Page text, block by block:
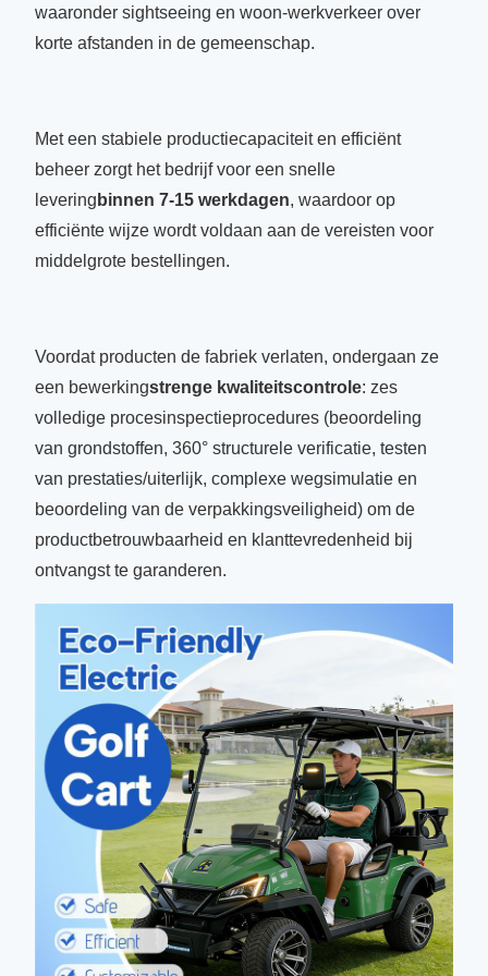
waaronder sightseeing en woon-werkverkeer over
korte afstanden in de gemeenschap.
Met een stabiele productiecapaciteit en efficiënt
beheer zorgt het bedrijf voor een snelle
levering binnen 7-15 werkdagen, waardoor op
efficiënte wijze wordt voldaan aan de vereisten voor
middelgrote bestellingen.
Voordat producten de fabriek verlaten, ondergaan ze
een bewerkingstrenge kwaliteitscontrole: zes
volledige procesinspectieprocedures (beoordeling
van grondstoffen, 360° structurele verificatie, testen
van prestaties/uiterlijk, complexe wegsimulatie en
beoordeling van de verpakkingsveiligheid) om de
productbetrouwbaarheid en klanttevredenheid bij
ontvangst te garanderen.